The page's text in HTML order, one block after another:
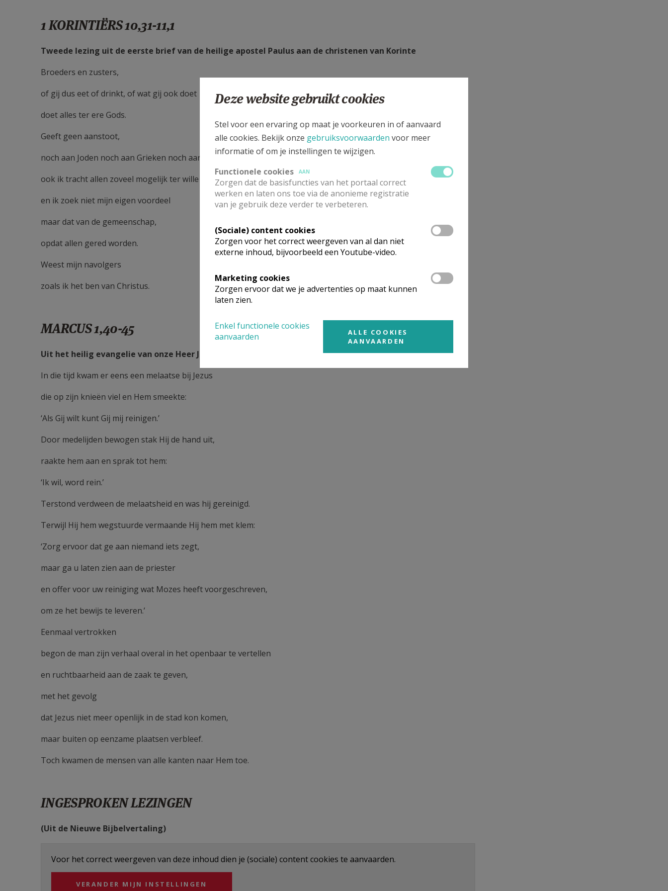
1 KORINTIËRS 10,31-11,1
Tweede lezing uit de eerste brief van de heilige apostel Paulus aan de christenen van Korinte
Broeders en zusters,
of gij dus eet of drinkt, of wat gij ook doet
doet alles ter ere Gods.
Geeft geen aanstoot,
noch aan Joden noch aan Grieken noch aan Gods kerk;
ook ik tracht allen zoveel mogelijk ter wille te zijn
en ik zoek niet mijn eigen voordeel
maar dat van de gemeenschap,
opdat allen gered worden.
Weest mijn navolgers
zoals ik het ben van Christus.
MARCUS 1,40-45
Uit het heilig evangelie van onze Heer Jezus Christus volgens Marcus
In die tijd kwam er eens een melaatse bij Jezus
die op zijn knieën viel en Hem smeekte:
‘Als Gij wilt kunt Gij mij reinigen.’
Door medelijden bewogen stak Hij de hand uit,
raakte hem aan en sprak tot hem:
‘Ik wil, word rein.’
Terstond verdween de melaatsheid en was hij gereinigd.
Terwijl Hij hem wegstuurde vermaande Hij hem met klem:
‘Zorg ervoor dat ge aan niemand iets zegt,
maar ga u laten zien aan de priester
en offer voor uw reiniging wat Mozes heeft voorgeschreven,
om ze het bewijs te leveren.’
Eenmaal vertrokken
begon de man zijn verhaal overal in het openbaar te vertellen
en ruchtbaarheid aan de zaak te geven,
met het gevolg
dat Jezus niet meer openlijk in de stad kon komen,
maar buiten op eenzame plaatsen verbleef.
Toch kwamen de mensen van alle kanten naar Hem toe.
INGESPROKEN LEZINGEN
(Uit de Nieuwe Bijbelvertaling)
Voor het correct weergeven van deze inhoud dien je (sociale) content cookies te aanvaarden.
VERANDER MIJN INSTELLINGEN
Deze website gebruikt cookies
Stel voor een ervaring op maat je voorkeuren in of aanvaard
alle cookies. Bekijk onze gebruiksvoorwaarden voor meer
informatie of om je instellingen te wijzigen.
Functionele cookies
AAN
Zorgen dat de basisfuncties van het portaal correct
werken en laten ons toe via de anonieme registratie
van je gebruik deze verder te verbeteren.
(Sociale) content cookies
Zorgen voor het correct weergeven van al dan niet
externe inhoud, bijvoorbeeld een Youtube-video.
Marketing cookies
Zorgen ervoor dat we je advertenties op maat kunnen
laten zien.
Enkel functionele cookies
aanvaarden
ALLE COOKIES
AANVAARDEN